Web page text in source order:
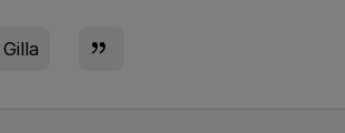
Gilla